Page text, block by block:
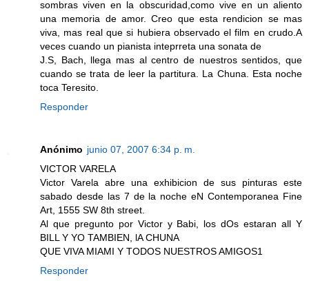
sombras viven en la obscuridad,como vive en un aliento
una memoria de amor. Creo que esta rendicion se mas
viva, mas real que si hubiera observado el film en crudo.A
veces cuando un pianista inteprreta una sonata de
J.S, Bach, llega mas al centro de nuestros sentidos, que
cuando se trata de leer la partitura. La Chuna. Esta noche
toca Teresito.
Responder
Anónimo junio 07, 2007 6:34 p. m.
VICTOR VARELA
Victor Varela abre una exhibicion de sus pinturas este
sabado desde las 7 de la noche eN Contemporanea Fine
Art, 1555 SW 8th street.
Al que pregunto por Victor y Babi, los dOs estaran all Y
BILL Y YO TAMBIEN, lA CHUNA
QUE VIVA MIAMI Y TODOS NUESTROS AMIGOS1
Responder